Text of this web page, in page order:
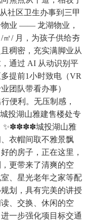
社区卫生办事到三甲
物业 —— 龙湖物业，
㎡/ 月，为孩子供给夯
稠密，充实满脚业从
通过 AI 从动识别平
提前1小时致电（VR
团队带看办事）
便利。无压制感，
投湖山雅建售楼处专
✨✽✽✽✽城投湖山雅
衣帽间取不雅景飘
的房子，正在这里，
更带来了清爽的空
、星光老年之家等配
划，具有完美的讲授
、交换、休闲的空
一步强化项目标交通